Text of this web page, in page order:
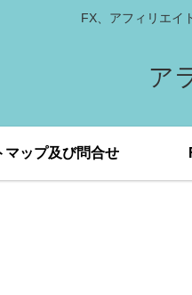
FX、アフィリエイ
ア
マップ及び問合せ